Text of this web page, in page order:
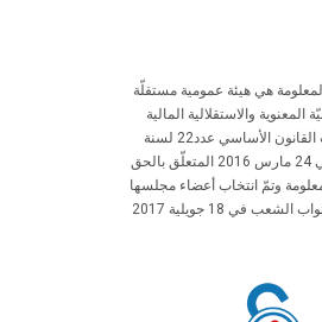
المعلومة هي هيئة عمومية مستقلّة
المعنوية والاستقلالية المالية
أحدثت بموجب القانون الأساسي عدد22 لسنة
2016 المؤرّخ في 24 مارس 2016 المتعلّق بالحق
وتمّ انتخاب أعضاء مجلسها
في 18 جويلية 2017